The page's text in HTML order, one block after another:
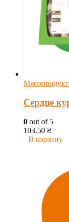
Сердце
0 out of 5
103.50 ₴
В корзину